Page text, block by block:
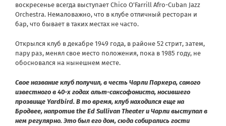
воскресенье всегда выступает Chico O’Farrill Afro-Cuban Jazz
Orchestra. Немаловажно, что в клубе отличный ресторан и
бар, что бывает в таких местах не часто.
Открылся клуб в декабре 1949 года, в районе 52 стрит, затем,
пару раз, менял свое место положения, пока в 1985 году, не
обосновался на нынешнем месте.
Свое название клуб получил, в честь Чарли Паркера, самого
известного в 40-х годах альт-саксофониста, носившего
прозвище Yardbird. В то время, клуб находился еще на
Бродвее, напротив the Ed Sullivan Theater и Чарли выступал в
нем регулярно. Это был его дом, сюда собирались гости